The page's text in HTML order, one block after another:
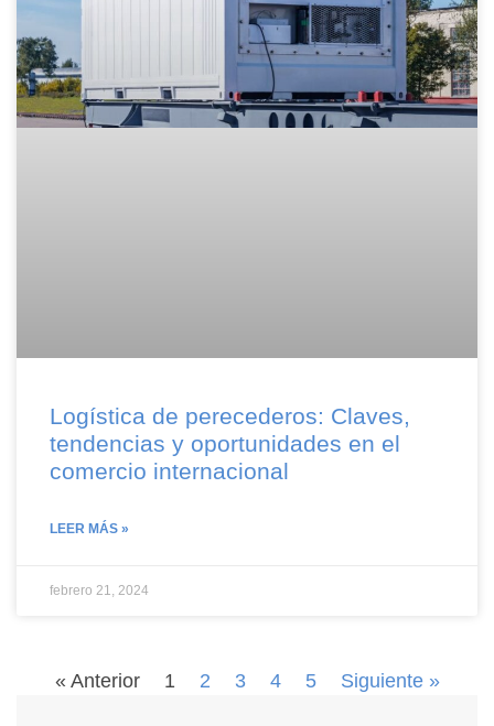
Logística de perecederos: Claves,
tendencias y oportunidades en el
comercio internacional
LEER MÁS »
febrero 21, 2024
« Anterior 1 2 3 4 5 Siguiente »